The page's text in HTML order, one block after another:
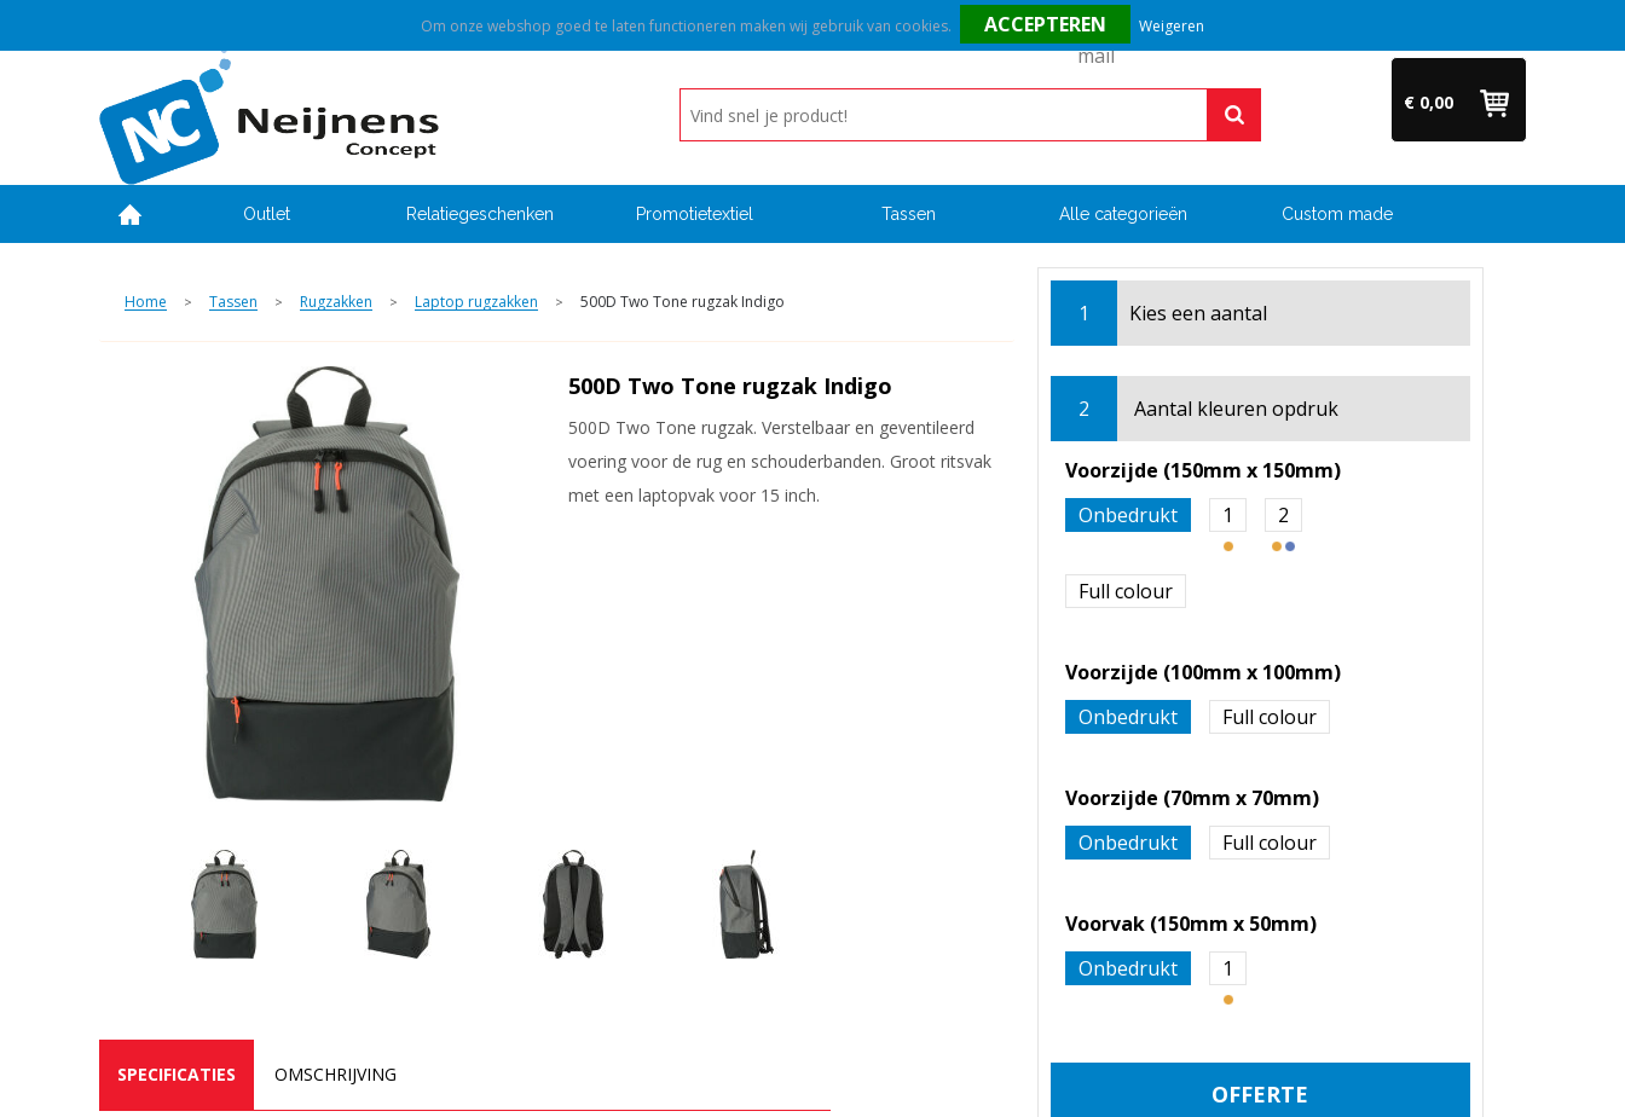
Vragen? Bel ons direct op +31 (0)6 54 33 52 04
€ 0,00
Outlet Relatiegeschenken Promotietextiel Tassen Alle categorieën Custom made
Home > Tassen > Rugzakken > Laptop rugzakken > 500D Two Tone rugzak Indigo 1 Kies een aantal
2 Aantal kleuren opdruk
Voorzijde (150mm x 150mm)
Onbedrukt
1 2
Full colour
Voorzijde (100mm x 100mm)
Onbedrukt
Full colour
Voorzijde (70mm x 70mm)
Onbedrukt
Full colour
Voorvak (150mm x 50mm)
Onbedrukt
1
OFFERTE
500D Two Tone rugzak Indigo
500D Two Tone rugzak. Verstelbaar en geventileerd
voering voor de rug en schouderbanden. Groot ritsvak
met een laptopvak voor 15 inch.
SPECIFICATIES OMSCHRIJVING
Om onze webshop goed te laten functioneren maken wij gebruik van cookies. Weigeren